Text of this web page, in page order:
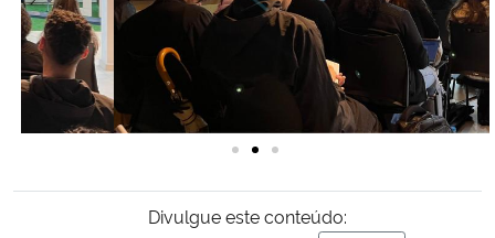
Divulgue este conteúdo: